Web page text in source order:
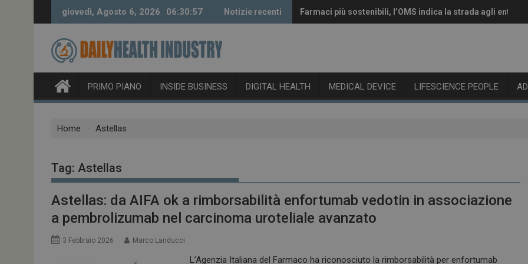
giovedì, Agosto 6, 2026 06:30:58 Notizie recenti Farmaci più sostenibili, l’OMS indica la strada agli enti
Vaccini anti-Covid, il CHMP raccomanda l’aggiornamento
PRIMO PIANO INSIDE BUSINESS DIGITAL HEALTH MEDICAL DEVICE LIFESCIENCE PEOPLE
Home Astellas
Tag: Astellas
Astellas: da AIFA ok a rimborsabilità enfortumab vedotin in associazione
a pembrolizumab nel carcinoma uroteliale avanzato
3 Febbraio 2026 Marco Landucci
L’Agenzia Italiana del Farmaco ha riconosciuto la rimborsabilità per enfortumab